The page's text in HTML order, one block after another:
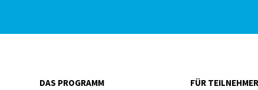
DAS PROGRAMM FÜR